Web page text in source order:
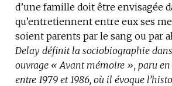
d’une famille doit être envisagée
qu’entretiennent entre eux ses
soient parents par le sang ou par
Delay définit la sociobiographie
ouvrage « Avant mémoire », paru
entre 1979 et 1986, où il évoque